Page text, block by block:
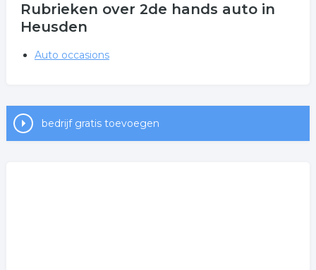
Rubrieken over 2de hands auto in
Heusden
Auto occasions
bedrijf gratis toevoegen